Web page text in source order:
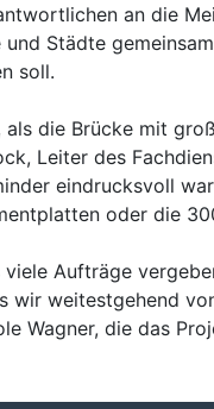
an die
Städte
soll.
die Brücke mit
Leiter des
eindrucksvoll
oder die
Aufträge
wir weitestgehend
Wagner, die das